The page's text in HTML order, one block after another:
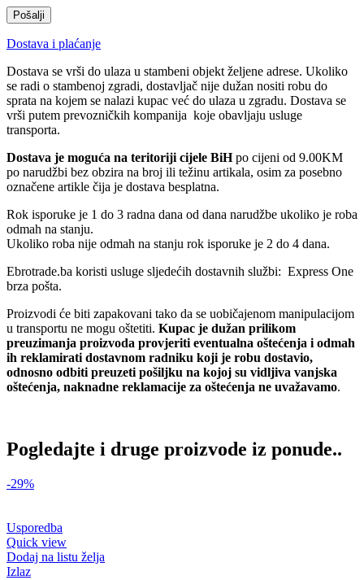
Dostava i plaćanje
Dostava se vrši do ulaza u stambeni objekt željene adrese. Ukoliko
se radi o stambenoj zgradi, dostavljač nije dužan nositi robu do
sprata na kojem se nalazi kupac već do ulaza u zgradu. Dostava se
vrši putem prevozničkih kompanija koje obavljaju usluge
transporta.
Dostava je moguća na teritoriji cijele BiHpo cijeni od 9.00KM
po narudžbi bez obzira na broj ili težinu artikala, osim za posebno
označene artikle čija je dostava besplatna.
Rok isporuke je 1 do 3 radna dana od dana narudžbe ukoliko je roba
odmah na stanju.
Ukoliko roba nije odmah na stanju rok isporuke je 2 do 4 dana.
Ebrotrade.ba koristi usluge sljedećih dostavnih službi: Express One
brza pošta.
Proizvodi će biti zapakovani tako da se uobičajenom manipulacijom
u transportu ne mogu oštetiti. Kupac je dužan prilikom
preuzimanja proizvoda provjeriti eventualna oštećenja i odmah
ih reklamirati dostavnom radniku koji je robu dostavio,
odnosno odbiti preuzeti pošiljku na kojoj su vidljiva vanjska
oštećenja, naknadne reklamacije za oštećenja ne uvažavamo.
Pogledajte i druge proizvode iz ponude..
-29%
Usporedba
Quick view
Dodaj na listu želja
Izlaz